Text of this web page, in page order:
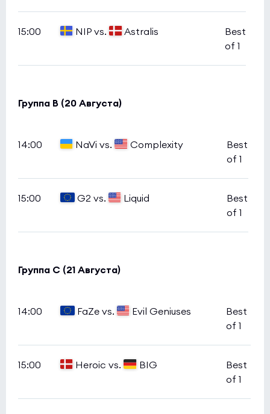
15:00 NIP vs. Astralis
Best
of 1
Группа B (20 Августа)
14:00 NaVi vs. Complexity
Best
of 1
15:00 G2 vs. Liquid
Best
of 1
Группа С (21 Августа)
14:00 FaZe vs. Evil Geniuses
Best
of 1
15:00 Heroic vs. BIG
Best
of 1